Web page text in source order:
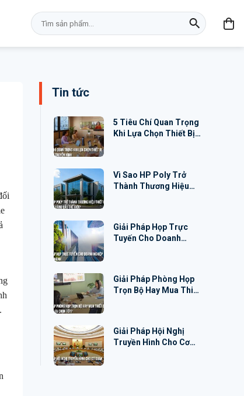
Tìm
kiếm:
Tin tức
5 Tiêu Chí Quan Trọng
Khi Lựa Chọn Thiết Bị
Vì Sao HP Poly Trở
Thành Thương Hiệu
Giải Pháp Họp Trực
Tuyến Cho Doanh
Giải Pháp Phòng Họp
Trọn Bộ Hay Mua Thiết
Giải Pháp Hội Nghị
Truyền Hình Cho Cơ